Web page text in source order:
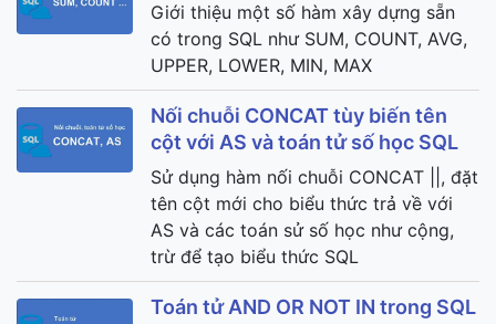
Giới thiệu một số hàm xây dựng sẵn
có trong SQL như SUM, COUNT, AVG,
UPPER, LOWER, MIN, MAX
Nối chuỗi CONCAT tùy biến tên
cột với AS và toán tử số học SQL
Sử dụng hàm nối chuỗi CONCAT ||, đặt
tên cột mới cho biểu thức trả về với
AS và các toán sử số học như cộng,
trừ để tạo biểu thức SQL
Toán tử AND OR NOT IN trong SQL